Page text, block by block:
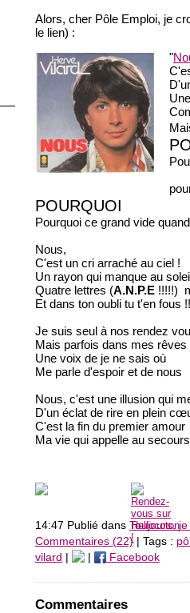
Alors, cher Pôle Emploi, je
le lien) :
"
POURQUOI
Pourquoi ce grand vide
Nous,
C'est un cri arraché au ciel !
Un rayon qui manque au
Quatre lettres (A.N.P.E !!!!!)
Et dans ton oubli tu t'en fous !!
Je suis seul à nos rendez
Mais parfois dans mes rêves
Une voix de je ne sais où
Me parle d'espoir et de nous
Nous, c'est une illusion qui
D'un éclat de rire en plein
C'est la fin du premier amour
Ma vie qui appelle au
14:47 Publié dans Toujours,
Commentaires (22)| Tags :
vilard
Facebook
Commentaires